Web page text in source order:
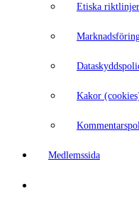
Etiska riktlinjer
Kakor
Medlemssida